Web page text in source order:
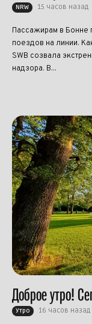
NRW 15 часов назад
Пассажирам в Бонне
поездов на линии.
SWB созвала
надзора. В...
Доброе утро!
Утро 16 часов назад